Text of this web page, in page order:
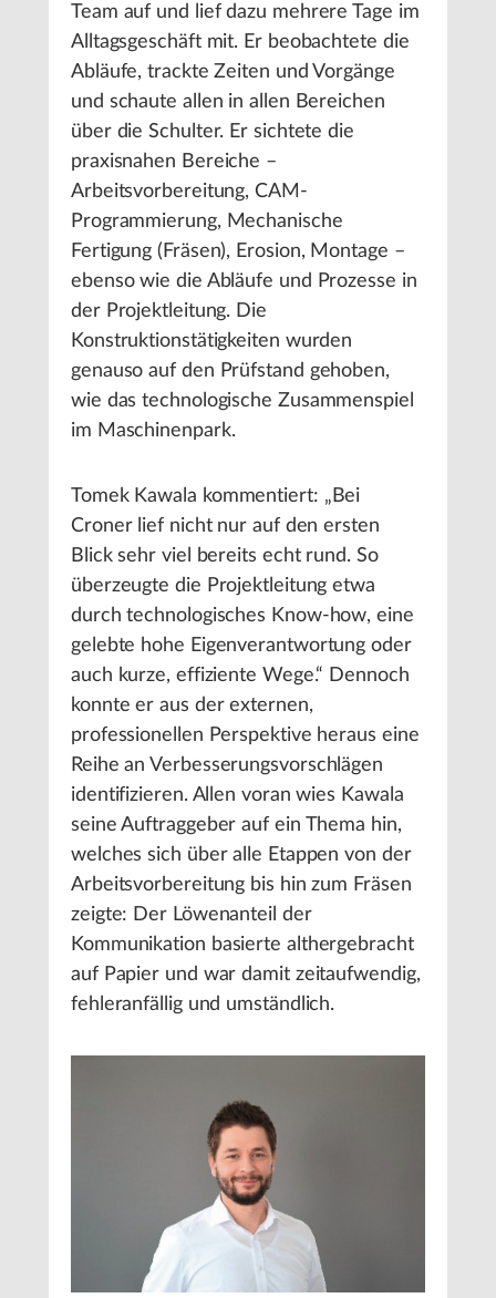
Team auf und lief dazu mehrere Tage im
Alltagsgeschäft mit. Er beobachtete die
Abläufe, trackte Zeiten und Vorgänge
und schaute allen in allen Bereichen
über die Schulter. Er sichtete die
praxisnahen Bereiche –
Arbeitsvorbereitung, CAM-
Programmierung, Mechanische
Fertigung (Fräsen), Erosion, Montage –
ebenso wie die Abläufe und Prozesse in
der Projektleitung. Die
Konstruktionstätigkeiten wurden
genauso auf den Prüfstand gehoben,
wie das technologische Zusammenspiel
im Maschinenpark.
Tomek Kawala kommentiert: „Bei
Croner lief nicht nur auf den ersten
Blick sehr viel bereits echt rund. So
überzeugte die Projektleitung etwa
durch technologisches Know-how, eine
gelebte hohe Eigenverantwortung oder
auch kurze, effiziente Wege.“ Dennoch
konnte er aus der externen,
professionellen Perspektive heraus eine
Reihe an Verbesserungsvorschlägen
identifizieren. Allen voran wies Kawala
seine Auftraggeber auf ein Thema hin,
welches sich über alle Etappen von der
Arbeitsvorbereitung bis hin zum Fräsen
zeigte: Der Löwenanteil der
Kommunikation basierte althergebracht
auf Papier und war damit zeitaufwendig,
fehleranfällig und umständlich.